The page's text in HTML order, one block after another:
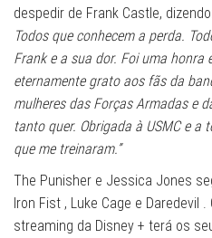
despedir de Frank Castle,
Todos que conhecem a perda.
Frank e a sua dor. Foi uma honra
eternamente grato aos fãs da
mulheres das Forças Armadas e
tanto quer. Obrigada à USMC e
que me treinaram.”
The Punisher e Jessica Jones
Iron Fist , Luke Cage e Daredevil
streaming da Disney + terá os